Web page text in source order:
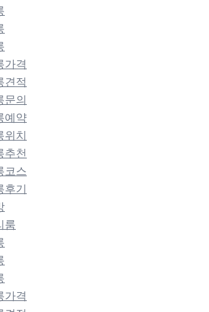
가격
견적
문의
예약
위치
추천
코스
후기
룸
가격